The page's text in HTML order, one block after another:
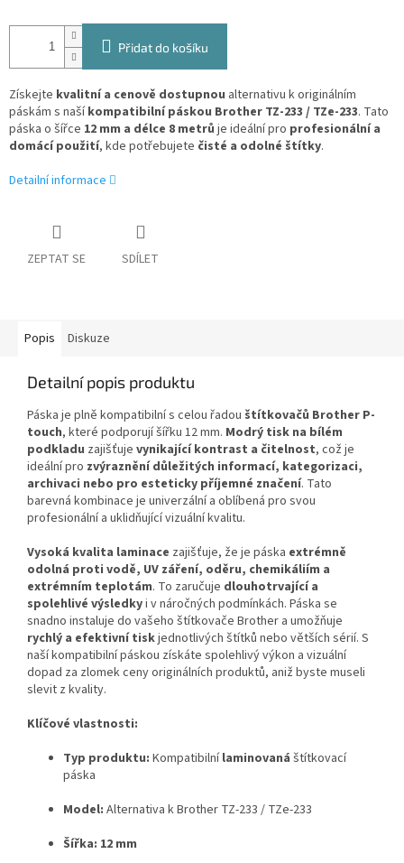
Přidat do košíku
Získejte kvalitní a cenově dostupnou alternativu k originálním
páskám s našíkompatibilní páskou Brother TZ-233 / TZe-233. Tato
páska o šířce 12 mm a délce 8 metrů je ideální pro profesionální a
domácí použití, kde potřebujete čisté a odolné štítky.
Detailní informace
ZEPTAT SE SDÍLET
Popis Diskuze
Detailní popis produktu
Páska je plně kompatibilní s celou řadou štítkovačů Brother P-
touch, které podporují šířku 12 mm. Modrý tisk na bílém
podkladu zajišťuje vynikající kontrast a čitelnost, což je
ideální pro zvýraznění důležitých informací, kategorizaci,
archivaci nebo pro esteticky příjemné značení. Tato
barevná kombinace je univerzální a oblíbená pro svou
profesionální a uklidňující vizuální kvalitu.
Vysoká kvalita laminace zajišťuje, že je páska extrémně
odolná proti vodě, UV záření, oděru, chemikáliím a
extrémním teplotám. To zaručuje dlouhotrvající a
spolehlivé výsledkyi v náročných podmínkách. Páska se
snadno instaluje do vašeho štítkovače Brother a umožňuje
rychlý a efektivní tiskjednotlivých štítků nebo větších sérií. S
naší kompatibilní páskou získáte spolehlivý výkon a vizuální
dopad za zlomek ceny originálních produktů, aniž byste museli
slevit z kvality.
Klíčové vlastnosti:
Typ produktu: Kompatibilnílaminovaná štítkovací
páska
Model: Alternativa k Brother TZ-233 / TZe-233
Šířka: 12 mm